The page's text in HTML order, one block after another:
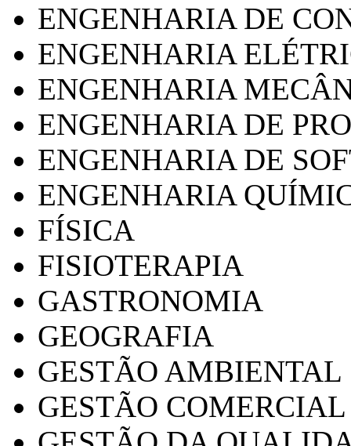
ENGENHARIA DE
ENGENHARIA
ENGENHARIA
ENGENHARIA DE
ENGENHARIA DE
ENGENHARIA
FÍSICA
FISIOTERAPIA
GASTRONOMIA
GEOGRAFIA
GESTÃO AMBIENTAL
GESTÃO COMERCIAL